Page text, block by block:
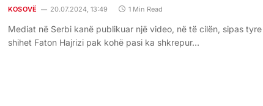
KOSOVË 20.07.2024, 13:49 1 Min Read
Mediat në Serbi kanë publikuar një video, në të cilën, sipas tyre
shihet Faton Hajrizi pak kohë pasi ka shkrepur…